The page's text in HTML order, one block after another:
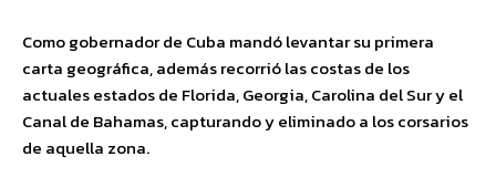
Como gobernador de Cuba mandó levantar su primera
carta geográfica, además recorrió las costas de los
actuales estados de Florida, Georgia, Carolina del Sur y el
Canal de Bahamas, capturando y eliminado a los corsarios
de aquella zona.